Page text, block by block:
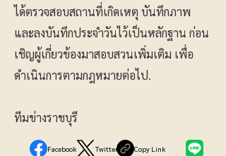
ได้ตรวจสอบสถานที่เกิดเหตุ บันทึกภาพ
และลงบันทึกประจำวันไว้เป็นหลักฐาน ก่อน
เชิญผู้เกี่ยวข้องมาสอบสวนเพิ่มเติม เพื่อ
ดำเนินการตามกฎหมายต่อไป.
ทีมข่างราชบุรี
Facebook Twitter Copy Link